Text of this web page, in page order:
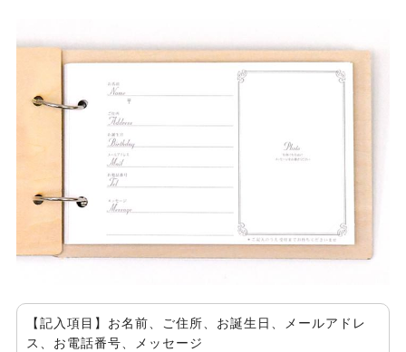
【記入項目】お名前、ご住所、お誕生日、メールアドレ
ス、お電話番号、メッセージ